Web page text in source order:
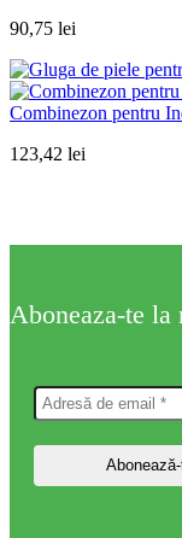
90,75 lei
Combinezon pentru
123,42 lei
Aboneaza-te la